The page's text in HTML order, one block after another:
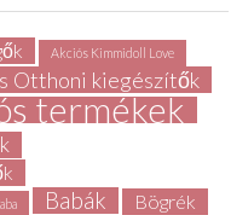
Akciós Kimmidoll Love
Otthoni kiegészítők
termékek
Babák Bögrék